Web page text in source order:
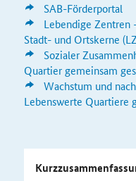
SAB-Förderportal
Lebendige Zentren
Stadt- und Ortskerne
Sozialer
Quartier gemeinsam
Wachstum und
Lebenswerte Quartiere